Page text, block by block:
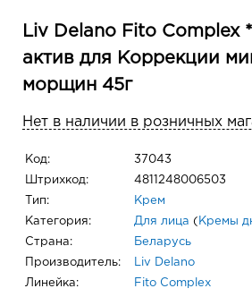
Liv Delano Fito Complex
актив для Коррекции
морщин 45г
Нет в наличии в розничных
Код: 37043
Штрихкод: 4811248006503
Тип: Крем
Категория: Для лица ( Кремы
Страна: Беларусь
Производитель: Liv Delano
Линейка: Fito Complex